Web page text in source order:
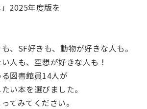
2025年度版を
、SF好きも、動物が好きな人も。
人も、空想が好きな人も！
図書館員14人が
い本を選びました。
てみてください。